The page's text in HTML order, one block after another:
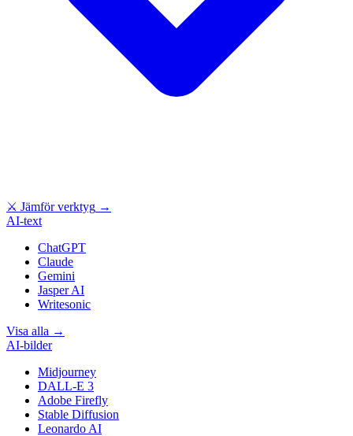
⚔ Jämför verktyg →
AI-text
ChatGPT
Claude
Gemini
Jasper AI
Writesonic
Visa alla →
AI-bilder
Midjourney
DALL-E 3
Adobe Firefly
Stable Diffusion
Leonardo AI